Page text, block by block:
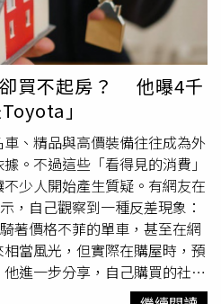
婦人卻未繼續停留，隨即駕車
，引發大批網友關注。不少網
優越，很傲慢，一定是以為自
我多的是錢繳罰單你趕快檢
可以到警局報案」、「誰家阿
嘴臉了」。對此，台中市警察
警方已掌握相關影像資料，針
，將依《道路交通管理處罰條
方也強調，未來將持續加強取
護行人通行安全與權益。
買不起房？ 他曝4千
」
、精品與高價裝備往往成為外
。不過這些「看得見的消費」
少人開始產生質疑。有網友在
，自己觀察到一種反差現象：
著價格不菲的單車，甚至在網
當風光，但實際在購屋時，預
進一步分享，自己購買的社區
元之間，但地下停車場卻出現